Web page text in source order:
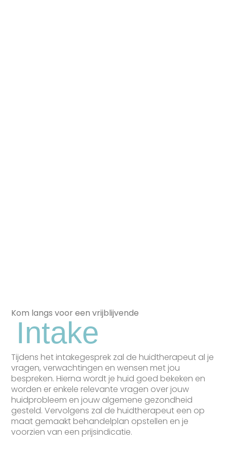
Kom langs voor een vrijblijvende
Intake
Tijdens het intakegesprek zal de huidtherapeut al je
vragen, verwachtingen en wensen met jou
bespreken. Hierna wordt je huid goed bekeken en
worden er enkele relevante vragen over jouw
huidprobleem en jouw algemene gezondheid
gesteld. Vervolgens zal de huidtherapeut een op
maat gemaakt behandelplan opstellen en je
voorzien van een prijsindicatie.